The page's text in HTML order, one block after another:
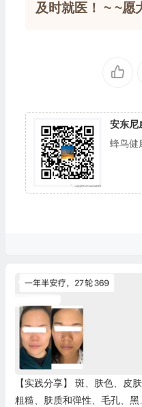
及时就医！ ~ ~愿
安东尼
蜂鸟健
【实践分享】 斑、肤色、皮肤
粗糙、肤质和弹性、毛孔、黑